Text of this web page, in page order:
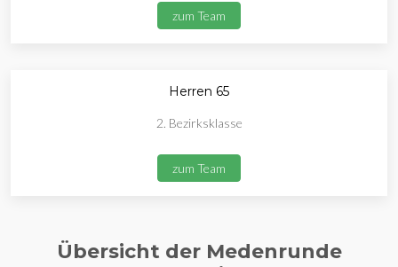
zum Team
Herren 65
2. Bezirksklasse
zum Team
Übersicht der Medenrunde